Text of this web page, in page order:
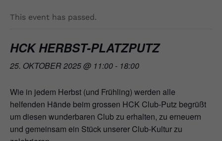
This event has passed.
HCK HERBST-PLATZPUTZ
25. OKTOBER 2025 @ 11:00 - 18:00
Wie in jedem Herbst (und Frühling) werden alle
helfenden Hände beim grossen HCK Club-Putz begrüßt
um diesen wunderbaren Club zu erhalten, zu erneuern
und gemeinsam ein Stück unserer Club-Kultur zu